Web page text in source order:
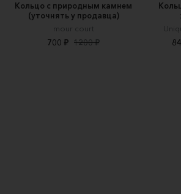
Кольцо с природным камнем
(уточнять у продавца)
mour court
700 ₽ 1200 ₽